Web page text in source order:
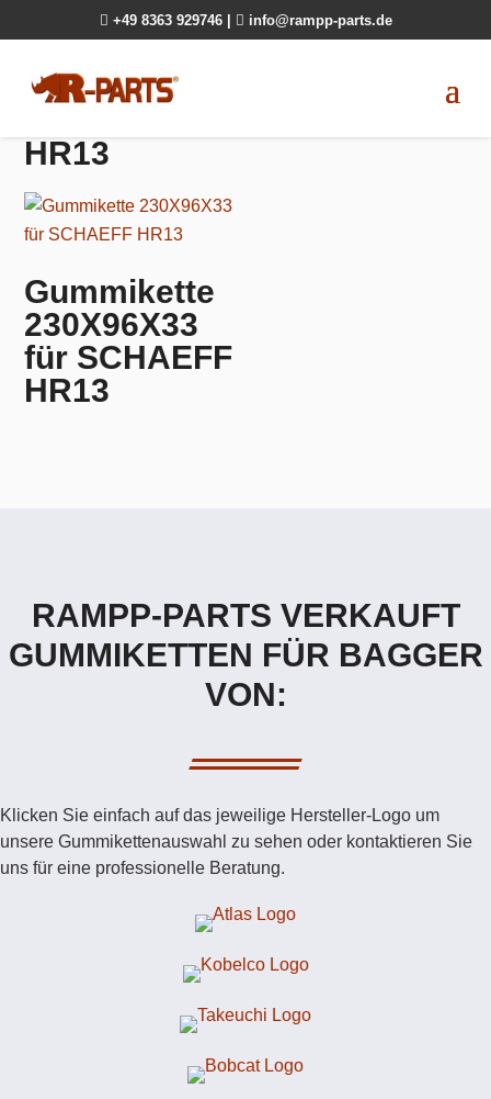
 +49 8363 929746  info@rampp-parts.de
HR13
Gummikette
230X96X33
für SCHAEFF
HR13
RAMPP-PARTS VERKAUFT
GUMMIKETTEN FÜR BAGGER
VON:
Klicken Sie einfach auf das jeweilige Hersteller-Logo um
unsere Gummikettenauswahl zu sehen oder kontaktieren Sie
uns für eine professionelle Beratung.